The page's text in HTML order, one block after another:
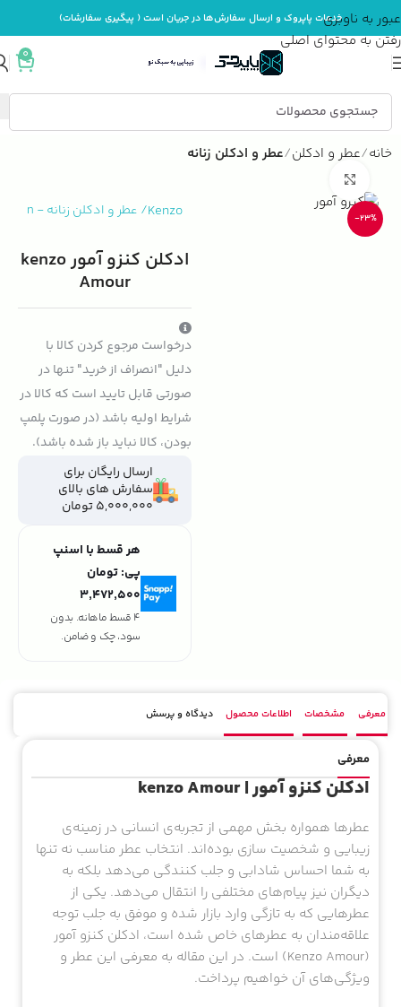
عبور به ناوبری
رفتن به محتوای اصلی
خدمات پاپروک و ارسال سفارش‌ها در جریان است ( پیگیری سفارشات)
0
خانه عطر و ادکلن عطر و ادکلن زنانه
-23%
Kenzo
/ عطر و ادکلن زنانه-
n
ادکلن کنزو آمور kenzo
Amour
درخواست مرجوع کردن کالا با
دلیل "انصراف از خرید" تنها در
صورتی قابل تایید است که کالا در
شرایط اولیه باشد (در صورت پلمپ
بودن، کالا نباید باز شده باشد).
ارسال رایگان برای
سفارش های بالای
5,000,000 تومان
هر قسط با اسنپ
پی:تومان
۳٬۴۷۲٬۵۰۰
4 قسط ماهانه. بدون
سود، چک و ضامن.
معرفی مشخصات اطلاعات محصول دیدگاه و پرسش
معرفی
ادکلن کنزو آمور | kenzo Amour
عطرها همواره بخش مهمی از تجربه‌ی انسانی در زمینه‌ی
زیبایی و شخصیت سازی بوده‌اند. انتخاب عطر مناسب نه تنها
به شما احساس شادابی و جلب کنندگی می‌دهد بلکه به
دیگران نیز پیام‌های مختلفی را انتقال می‌دهد. یکی از
عطرهایی که به تازگی وارد بازار شده و موفق به جلب توجه
علاقه‌مندان به عطرهای خاص شده است، ادکلن کنزو آمور
(Kenzo Amour) است. در این مقاله به معرفی این عطر و
ویژگی‌های آن خواهیم پرداخت.